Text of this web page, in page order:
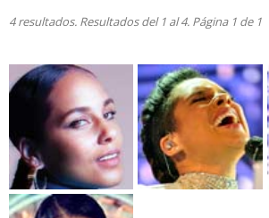
4 resultados. Resultados del 1 al 4. Página 1 de 1